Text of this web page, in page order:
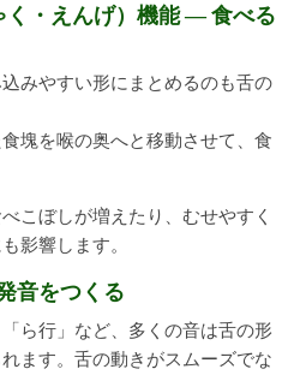
・えんげ）機能 ― 食べる
みやすい形にまとめるのも舌の
塊を喉の奥へと移動させて、食
こぼしが増えたり、むせやすく
影響します。
音をつくる
ら行」など、多くの音は舌の形
ます。舌の動きがスムーズでな